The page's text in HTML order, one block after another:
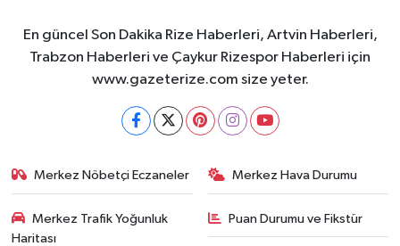
En güncel Son Dakika Rize Haberleri, Artvin Haberleri,
Trabzon Haberleri ve Çaykur Rizespor Haberleri için
www.gazeterize.com size yeter.
Merkez Nöbetçi Eczaneler Merkez Hava Durumu
Merkez Trafik Yoğunluk
Haritası
Puan Durumu ve Fikstür